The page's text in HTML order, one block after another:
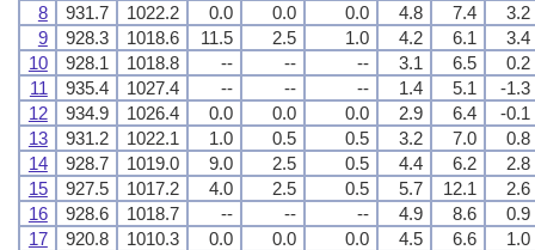
8
931.7 1022.2 0.0 0.0 0.0 4.8 7.4
3.2
9
928.3 1018.6 11.5 2.5 1.0 4.2 6.1
3.4
10
928.1 1018.8 -- -- -- 3.1 6.5
0.2
11
935.4 1027.4 -- -- -- 1.4 5.1
-1.3
12
934.9 1026.4 0.0 0.0 0.0 2.9 6.4
-0.1
13
931.2 1022.1 1.0 0.5 0.5 3.2 7.0
0.8
14
928.7 1019.0 9.0 2.5 0.5 4.4 6.2
2.8
15
927.5 1017.2 4.0 2.5 0.5 5.7 12.1
2.6
16
928.6 1018.7 -- -- -- 4.9 8.6
0.9
17
920.8 1010.3 0.0 0.0 0.0 4.5 6.6
1.0